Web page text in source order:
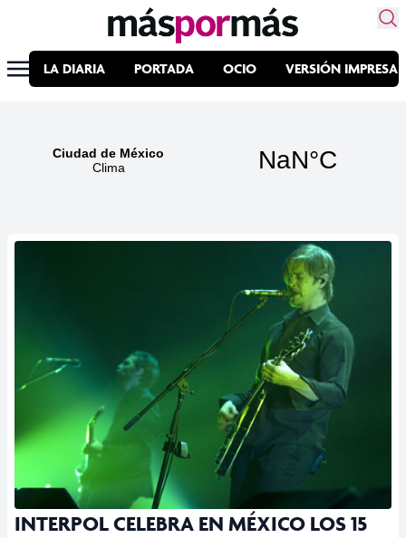
LA DIARIA PORTADA OCIO VERSIÓN IMPRESA
INTERPOL CELEBRA EN MÉXICO LOS 15